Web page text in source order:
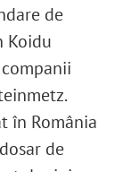
de
Koidu
în România
de